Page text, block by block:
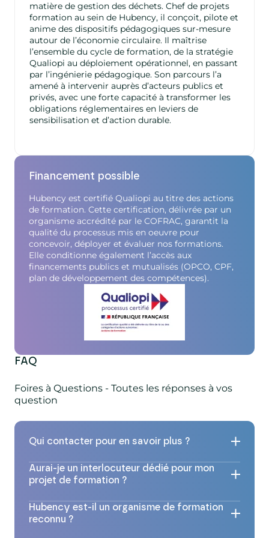
matière de gestion des déchets. Chef de projets
formation au sein de Hubency, il conçoit, pilote et
anime des dispositifs pédagogiques sur-mesure
autour de l’économie circulaire. Il maîtrise
l’ensemble du cycle de formation, de la stratégie
Qualiopi au déploiement opérationnel, en passant
par l’ingénierie pédagogique. Son parcours l’a
amené à intervenir auprès d’acteurs publics et
privés, avec une forte capacité à transformer les
obligations réglementaires en leviers de
sensibilisation et d’action durable.
Financement possible
Hubency est certifié Qualiopi au titre des actions
de formation. Cette certification, délivrée par un
organisme accrédité par le COFRAC, garantit la
qualité du processus mis en oeuvre pour
concevoir, déployer et évaluer nos formations.
Elle conditionne également l’accès aux
financements publics et mutualisés (OPCO, CPF,
plan de développement des compétences).
FAQ
Foires à Questions - Toutes les réponses à vos
question
Qui contacter pour en savoir plus ?
Si vous souhaitez obtenir des informations
complémentaires sur nos formations et
que vous n’avez pas encore de contact
commercial dédié, vous pouvez nous
joindre au 01 49 90 10 00 ou remplir notre
Aurai-je un interlocuteur dédié pour mon
projet de formation ?
Oui, M. Thomas SZYMKOWIAK sera votre
référent et vous accompagnera dans
l’organisation de votre formation : choix des
Hubency est-il un organisme de formation
reconnu ?